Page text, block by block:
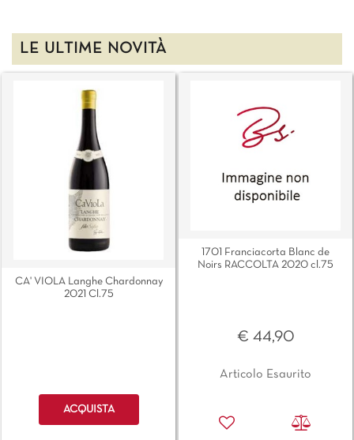
LE ULTIME NOVITÀ
CA' VIOLA Langhe Chardonnay
2021 Cl.75
Quantità
ACQUISTA
1701 Franciacorta Blanc de
Noirs RACCOLTA 2020 cl.75
€ 44,90
Articolo Esaurito